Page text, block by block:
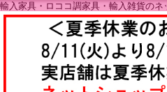
輸入家具・ロココ調家具・輸入雑貨の